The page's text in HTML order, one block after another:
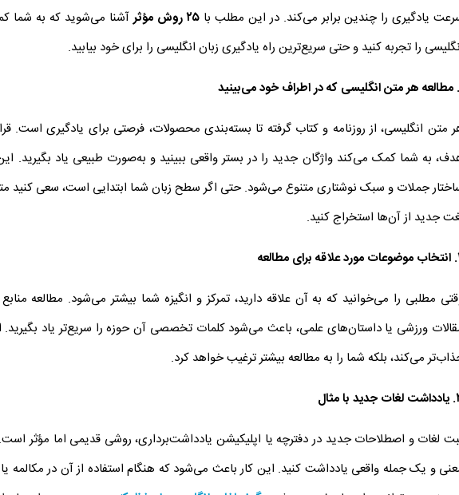
یادگیری را چندین برابر می‌کند. در این مطلب با ۲۵روش مؤثرآشنا می‌شوید که به شما
را تجربه کنید و حتی سریع‌ترین راه یادگیری زبان انگلیسی را برای خود بیابید.
. مطالعه هر متن انگلیسی که در اطراف خود می‌بینید
متن انگلیسی، از روزنامه و کتاب گرفته تا بسته‌بندی محصولات، فرصتی برای یادگیری است.
به شما کمک می‌کند واژگان جدید را در بستر واقعی ببینید و به‌صورت طبیعی یاد بگیرید.
جملات و سبک نوشتاری متنوع می‌شود. حتی اگر سطح زبان شما ابتدایی است، سعی کنید
جدید از آن‌ها استخراج کنید.
. انتخاب موضوعات مورد علاقه برای مطالعه
مطلبی را می‌خوانید که به آن علاقه دارید، تمرکز و انگیزه شما بیشتر می‌شود. مطالعه
ورزشی یا داستان‌های علمی، باعث می‌شود کلمات تخصصی آن حوزه را سریع‌تر یاد بگیرید.
می‌کند، بلکه شما را به مطالعه بیشتر ترغیب خواهد کرد.
. یادداشت لغات جدید با مثال
لغات و اصطلاحات جدید در دفترچه یا اپلیکیشن یادداشت‌برداری، روشی قدیمی اما مؤثر
و یک جمله واقعی یادداشت کنید. این کار باعث می‌شود که هنگام استفاده از آن در مکالمه یا